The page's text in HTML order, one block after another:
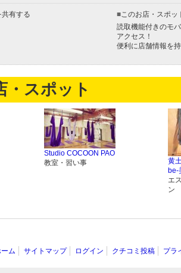
共有する ■ このお店・スポ
読取機能付きのモ
アクセス！
便利に店舗情報を
・スポット
Studio COCOON PAO
教室・習い事
黄
be-
エ
ン
ーム サイトマップ ログイン クチコミ投稿 プラ